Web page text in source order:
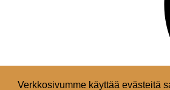
Verkkosivumme käyttää evästeitä